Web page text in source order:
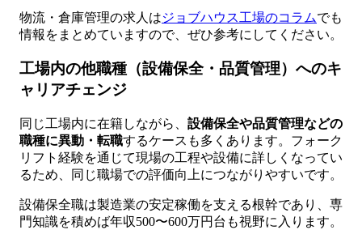
物流・倉庫管理の求人はジョブハウス工場のコラムでも
情報をまとめていますので、ぜひ参考にしてください。
工場内の他職種（設備保全・品質管理）へのキ
ャリアチェンジ
同じ工場内に在籍しながら、 設備保全や品質管理などの
職種に異動・転職するケースも多くあります。フォーク
リフト経験を通じて現場の工程や設備に詳しくなってい
るため、同じ職場での評価向上につながりやすいです。
設備保全職は製造業の安定稼働を支える根幹であり、専
門知識を積めば年収500〜600万円台も視野に入ります。